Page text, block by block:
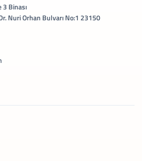
3 Binası
Nuri Orhan Bulvarı No:1 23150